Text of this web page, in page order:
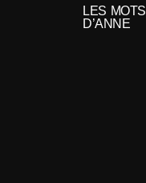
LES MOTS
D’ANNE